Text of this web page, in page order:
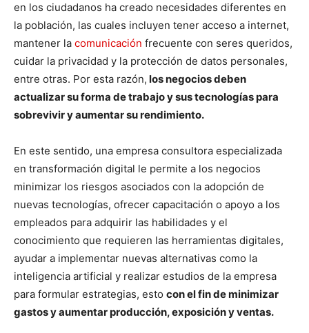
en los ciudadanos ha creado necesidades diferentes en
la población, las cuales incluyen tener acceso a internet,
mantener la comunicación frecuente con seres queridos,
cuidar la privacidad y la protección de datos personales,
entre otras. Por esta razón, los negocios deben
actualizar su forma de trabajo y sus tecnologías para
sobrevivir y aumentar su rendimiento.
En este sentido, una empresa consultora especializada
en transformación digital le permite a los negocios
minimizar los riesgos asociados con la adopción de
nuevas tecnologías, ofrecer capacitación o apoyo a los
empleados para adquirir las habilidades y el
conocimiento que requieren las herramientas digitales,
ayudar a implementar nuevas alternativas como la
inteligencia artificial y realizar estudios de la empresa
para formular estrategias, esto con el fin de minimizar
gastos y aumentar producción, exposición y ventas.